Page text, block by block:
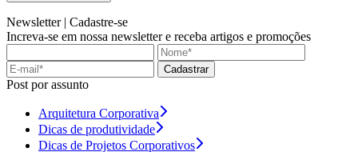
Newsletter | Cadastre-se
Increva-se em nossa newsletter e receba artigos e promoções
Cadastrar
Post por assunto
Arquitetura Corporativa
Dicas de produtividade
Dicas de Projetos Corporativos